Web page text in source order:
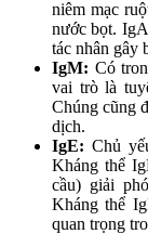
niêm mạc
nước bọt.
tác nhân gây
IgM: Có
vai trò là
Chúng cũng
dịch.
IgE: Chủ
Kháng thể
cầu) giải
Kháng thể
quan trọng